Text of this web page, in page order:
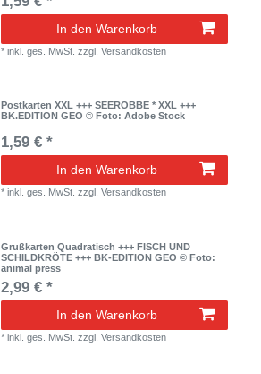
In den Warenkorb
*inkl. ges. MwSt. zzgl.Versandkosten
Postkarten XXL +++ SEEROBBE * XXL +++
BK.EDITION GEO © Foto: Adobe Stock
1,59 € *
In den Warenkorb
*inkl. ges. MwSt. zzgl.Versandkosten
Grußkarten Quadratisch +++ FISCH UND
SCHILDKRÖTE +++ BK-EDITION GEO © Foto:
animal press
2,99 € *
In den Warenkorb
*inkl. ges. MwSt. zzgl.Versandkosten